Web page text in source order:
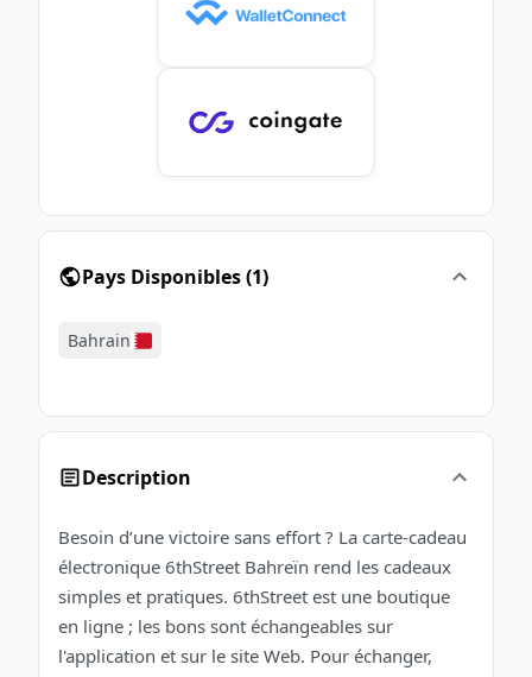
Pays Disponibles(1)
Bahrain
Description
Besoin d’une victoire sans effort ? La carte-cadeau
électronique 6thStreet Bahreïn rend les cadeaux
simples et pratiques. 6thStreet est une boutique
en ligne ; les bons sont échangeables sur
l'application et sur le site Web. Pour échanger,